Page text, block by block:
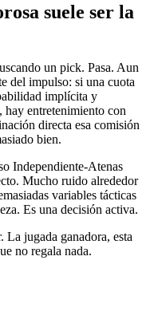
suele ser la
un pick. Pasa. Aun
del impulso: si una cuota
implícita y
entretenimiento con
directa esa comisión
bien.
Independiente-Atenas
Mucho ruido alrededor
variables tácticas
Es una decisión activa.
La jugada ganadora, esta
no regala nada.